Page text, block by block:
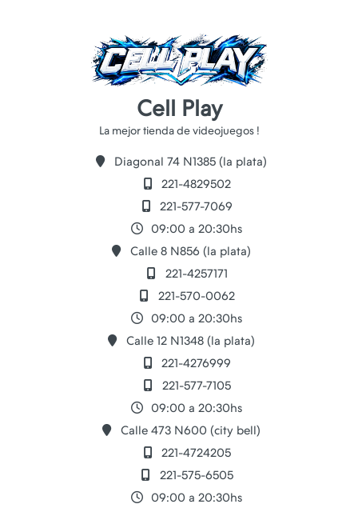
Cell Play
Diagonal 74 N1385 (la plata)
221-4829502
221-577-7069
09:00 a 20:30hs
Calle 8 N856 (la plata)
221-4257171
221-570-0062
09:00 a 20:30hs
Calle 12 N1348 (la plata)
221-4276999
221-577-7105
09:00 a 20:30hs
Calle 473 N600 (city bell)
221-4724205
221-575-6505
09:00 a 20:30hs